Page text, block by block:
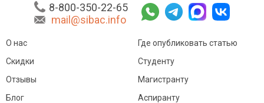
8-800-350-22-65
mail@sibac.info
О нас
Скидки
Отзывы
Блог
Где опубликовать статью
Студенту
Магистранту
Аспиранту